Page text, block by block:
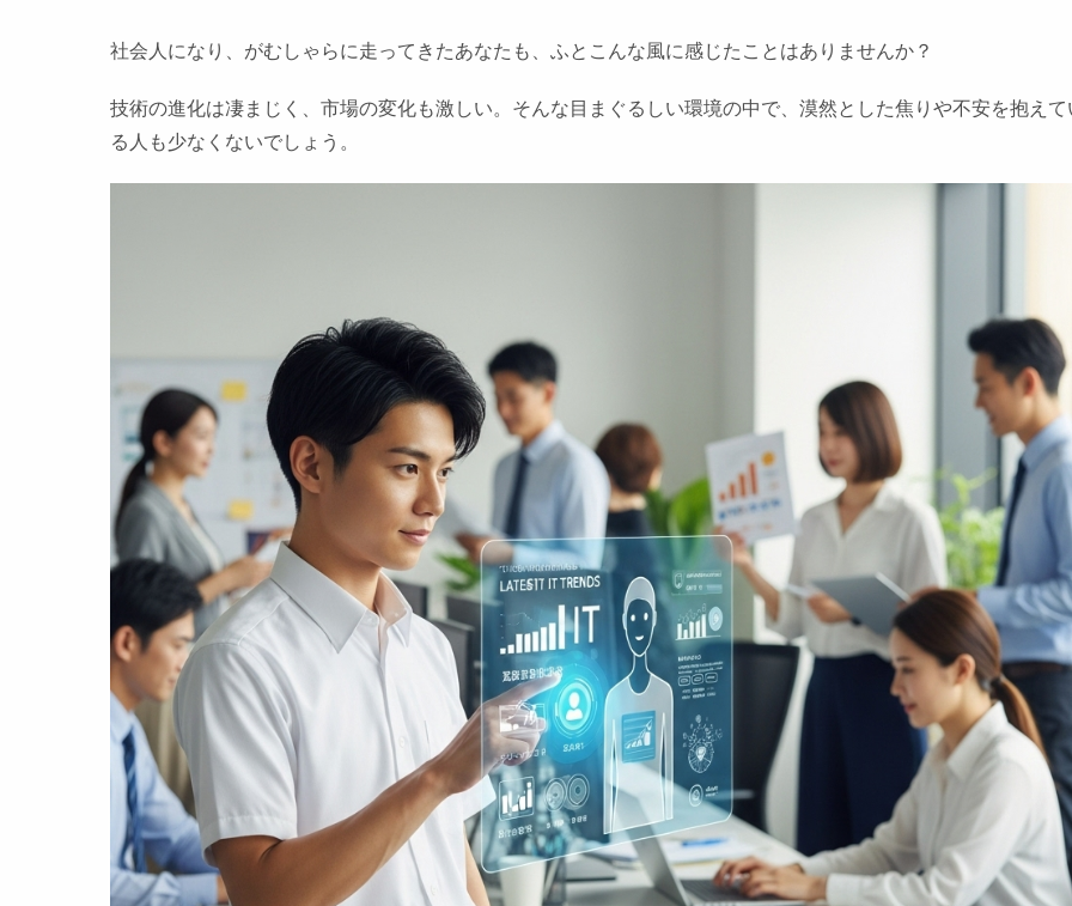
社会人になり、がむしゃらに走ってきたあなたも、ふとこんな風に感じたことはありませんか？
技術の進化は凄まじく、市場の変化も激しい。そんな目まぐるしい環境の中で、漠然とした焦りや不安を抱えて
る人も少なくないでしょう。